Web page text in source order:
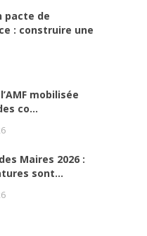
pacte de
: construire une
mobilisée
co...
Maires 2026 :
sont...